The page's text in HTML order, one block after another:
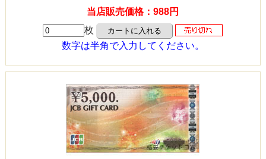
当店販売価格：988円
枚
数字は半角で入力してください。